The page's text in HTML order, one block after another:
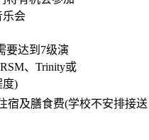
乐会
要达到7级演
、Trinity或
度)
宿及膳食费(学校不安排接